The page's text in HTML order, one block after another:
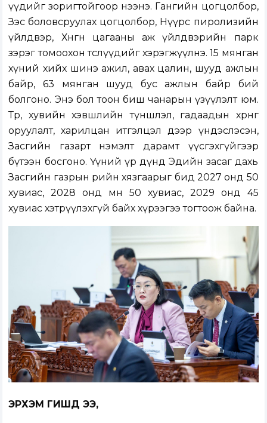
үүдийг зоригтойгоор нээнэ. Гангийн цогцолбор,
Зэс боловсруулах цогцолбор, Нүүрс пиролизийн
үйлдвэр, Хөнгөн цагааны аж үйлдвэрийн парк
зэрэг томоохон төслүүдийг хэрэгжүүлнэ. 15 мянган
хүний хийх шинэ ажил, авах цалин, шууд ажлын
байр, 63 мянган шууд бус ажлын байр бий
болгоно. Энэ бол тоон биш чанарын үзүүлэлт юм.
Төр, хувийн хэвшлийн түншлэл, гадаадын хөрөнгө
оруулалт, харилцан итгэлцэл дээр үндэслэсэн,
Засгийн газарт нэмэлт дарамт үүсгэхгүйгээр
бүтээн босгоно. Үүний үр дүнд Эдийн засаг дахь
Засгийн газрын өрийн хязгаарыг бид 2027 онд 50
хувиас, 2028 онд мөн 50 хувиас, 2029 онд 45
хувиас хэтрүүлэхгүй байх хүрээгээ тогтоож байна.
ЭРХЭМ ГИШҮҮД ЭЭ,